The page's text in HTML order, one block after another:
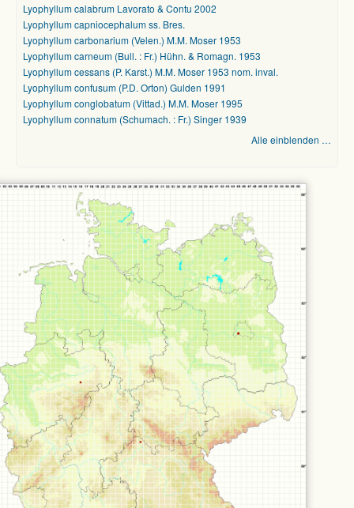
Lyophyllum calabrum Lavorato & Contu 2002
Lyophyllum capniocephalum ss. Bres.
Lyophyllum carbonarium (Velen.) M.M. Moser 1953
Lyophyllum carneum (Bull. : Fr.) Hühn. & Romagn. 1953
Lyophyllum cessans (P. Karst.) M.M. Moser 1953 nom. inval.
Lyophyllum confusum (P.D. Orton) Gulden 1991
Lyophyllum conglobatum (Vittad.) M.M. Moser 1995
Lyophyllum connatum (Schumach. : Fr.) Singer 1939
Alle einblenden …